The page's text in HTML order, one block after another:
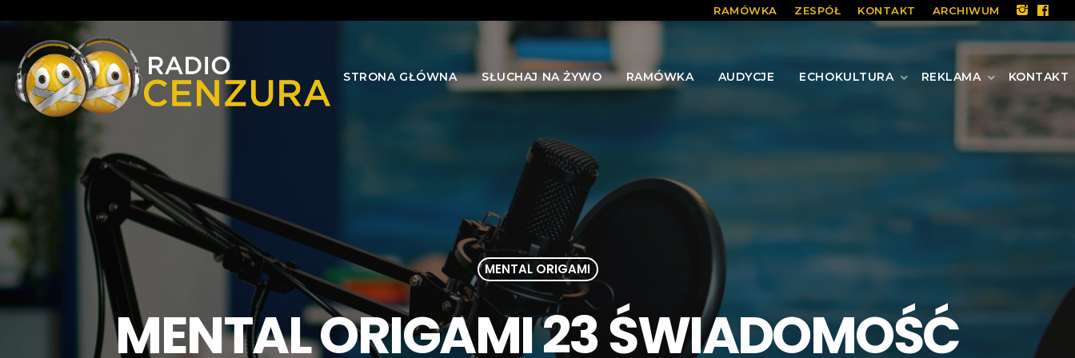
RAMÓWKA ZESPÓŁ KONTAKT ARCHIWUM
STRONA GŁÓWNA SŁUCHAJ NA ŻYWO RAMÓWKA AUDYCJE ECHOKULTURA REKLAMA KONTAKT
MENTAL ORIGAMI
MENTAL ORIGAMI 23 ŚWIADOMOŚĆ